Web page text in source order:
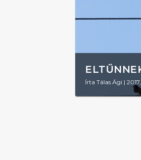
Írta Tálas Ági |